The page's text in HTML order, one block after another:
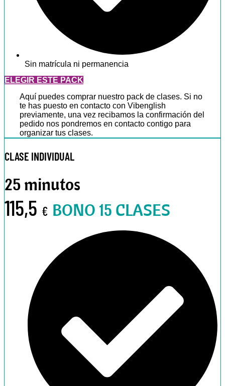
Sin matrícula ni permanencia
ELEGIR ESTE PACK
Aquí puedes comprar nuestro pack de clases. Si no
te has puesto en contacto con Vibenglish
previamente, una vez recibamos la confirmación del
pedido nos pondremos en contacto contigo para
organizar tus clases.
CLASE INDIVIDUAL
25 minutos
115,5 € BONO 15 CLASES